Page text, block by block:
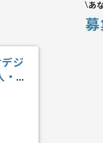
あ
ジ
案